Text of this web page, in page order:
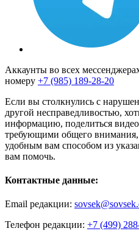
Аккаунты во всех
номеру +7 (985) 189-28-20
Если вы столкнулись с
другой несправедливостью,
информацию, поделиться
требующими общего
удобным вам способом из
вам помочь.
Контактные данные:
Email редакции:
Телефон редакции: +7 (499)